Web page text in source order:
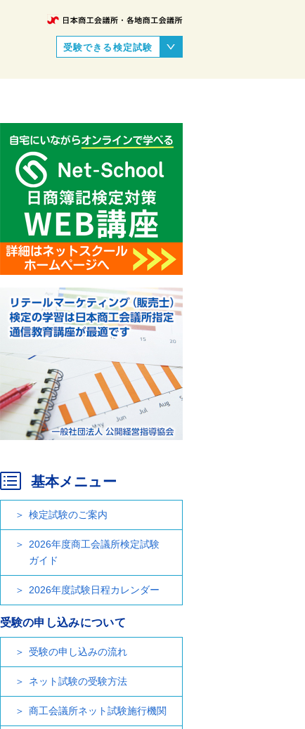
受験できる検定試験
基本メニュー
検定試験のご案内
2026年度商工会議所検定試験
ガイド
2026年度試験日程カレンダー
受験の申し込みについて
受験の申し込みの流れ
ネット試験の受験方法
商工会議所ネット試験施行機関